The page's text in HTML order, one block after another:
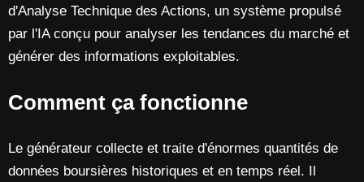
d'Analyse Technique des Actions, un système propulsé
par l'IA conçu pour analyser les tendances du marché et
générer des informations exploitables.
Comment ça fonctionne
Le générateur collecte et traite d'énormes quantités de
données boursières historiques et en temps réel. Il